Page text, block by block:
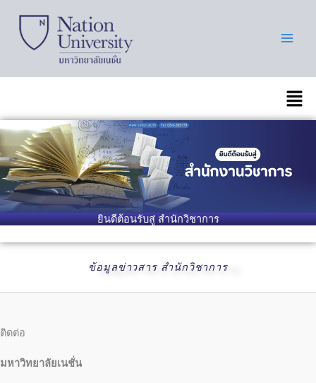
content
เมนู
ยินดีต้อนรับสู่ สำนักวิชาการ
ข้อมูลข่าวสาร สำนักวิชาการ
ติดต่อ
มหาวิทยาลัยเนชั่น